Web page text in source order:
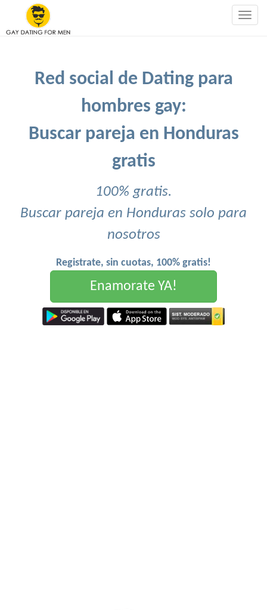
Red social de Dating para
hombres gay:
Buscar pareja en Honduras
gratis
100% gratis.
Buscar pareja en Honduras solo para
nosotros
Registrate, sin cuotas, 100% gratis!
Enamorate YA!